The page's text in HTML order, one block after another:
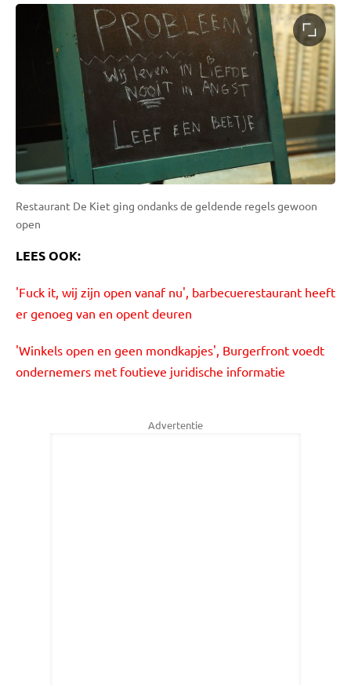
Restaurant De Kiet ging ondanks de geldende regels gewoon
open
LEES OOK:
'Fuck it, wij zijn open vanaf nu', barbecuerestaurant heeft
er genoeg van en opent deuren
'Winkels open en geen mondkapjes', Burgerfront voedt
ondernemers met foutieve juridische informatie
Advertentie